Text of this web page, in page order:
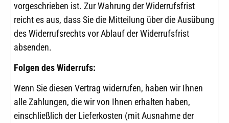
vorgeschrieben ist. Zur Wahrung der Widerrufsfrist
reicht es aus, dass Sie die Mitteilung über die Ausübung
des Widerrufsrechts vor Ablauf der Widerrufsfrist
absenden.
Folgen des Widerrufs:
Wenn Sie diesen Vertrag widerrufen, haben wir Ihnen
alle Zahlungen, die wir von Ihnen erhalten haben,
einschließlich der Lieferkosten (mit Ausnahme der